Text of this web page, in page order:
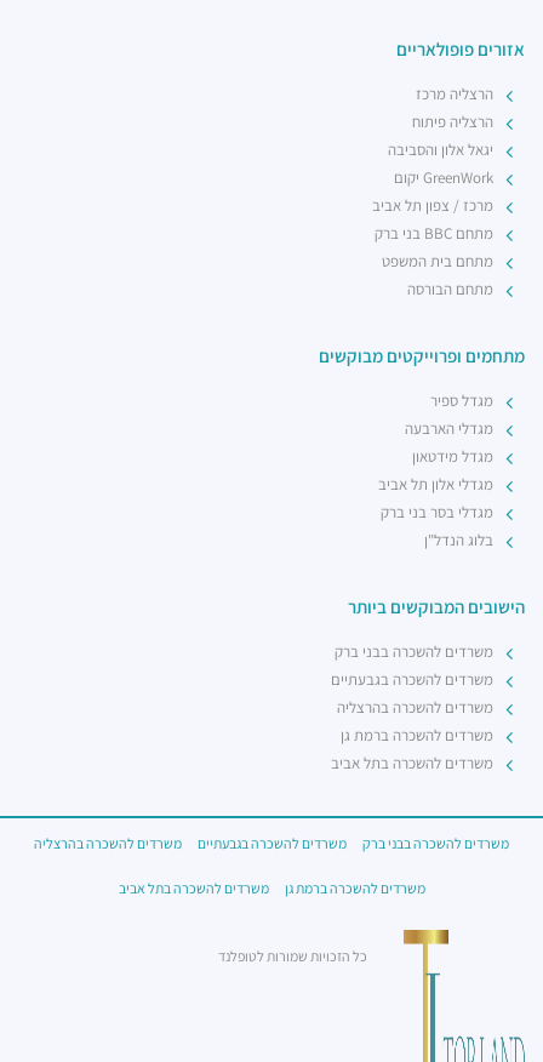
הישובים המבוקשים ביותר
משרדים להשכרה בבני ברק
משרדים להשכרה בגבעתיים
משרדים להשכרה בהרצליה
משרדים להשכרה ברמת גן
משרדים להשכרה בתל אביב
מתחמים ופרוייקטים מבוקשים
מגדל ספיר
מגדלי הארבעה
מגדל מידטאון
מגדלי אלון תל אביב
מגדלי בסר בני ברק
בלוג הנדל"ן
אזורים פופולאריים
הרצליה מרכז
הרצליה פיתוח
יגאל אלון והסביבה
GreenWork יקום
מרכז / צפון תל אביב
מתחם BBC בני ברק
מתחם בית המשפט
מתחם הבורסה
משרדים להשכרה בבני ברק משרדים להשכרה בגבעתיים משרדים להשכרה בהרצליה
משרדים להשכרה ברמת גן משרדים להשכרה בתל אביב
כל הזכויות שמורות לטופלנד